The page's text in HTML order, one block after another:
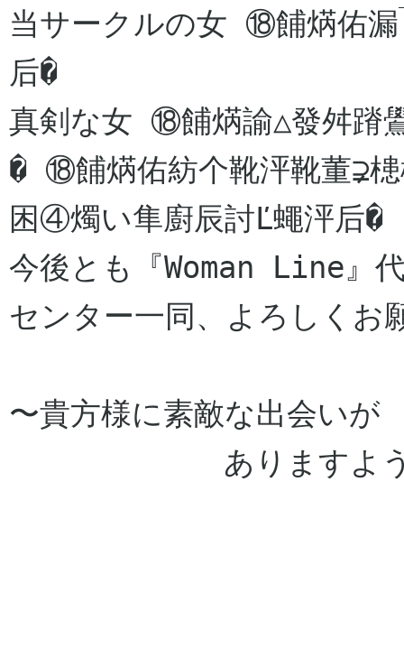
当サークルの女 ⑱餔焫佑
后�
真剣な女 ⑱餔焫諭△發舛蹐
� ⑱餔焫佑紡个靴泙靴董⊋
困④燭い隼廚辰討Ľ蠅泙后�
今後とも『Woman Line』
センター一同、よろしくお
〜貴方様に素敵な出会いが
ありますよう